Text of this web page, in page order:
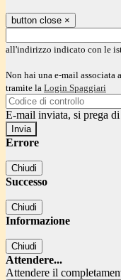
button close ×
all'indirizzo indicato con le
Non hai una e-mail associata
tramite la Login Spaggiari
E-mail inviata, si prega
Errore
Chiudi
Successo
Chiudi
Informazione
Chiudi
Attendere...
Attendere il